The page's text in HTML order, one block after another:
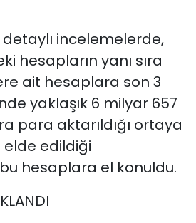
detaylı incelemelerde,
hesapların yanı sıra
ait hesaplara son 3
yaklaşık 6 milyar 657
para aktarıldığı ortaya
elde edildiği
hesaplara el konuldu.